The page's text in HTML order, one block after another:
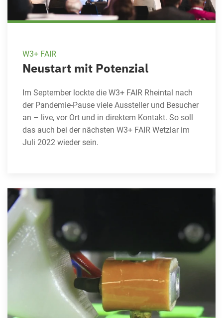
W3+ FAIR
Neustart mit Potenzial
Im September lockte die W3+ FAIR Rheintal nach
der Pandemie-Pause viele Aussteller und Besucher
an – live, vor Ort und in direktem Kontakt. So soll
das auch bei der nächsten W3+ FAIR Wetzlar im
Juli 2022 wieder sein.